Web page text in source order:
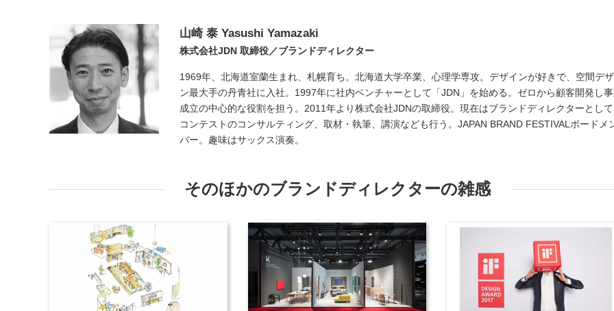
山崎 泰 Yasushi Yamazaki
株式会社JDN 取締役／ブランドディレクター
1969年、北海道室蘭生まれ、札幌育ち。北海道大学卒業、心理学専攻。デザインが好きで、空間デ
ン最大手の丹青社に入社。1997年に社内ベンチャーとして「JDN」を始める。ゼロから顧客開発し
成立の中心的な役割を担う。2011年より株式会社JDNの取締役。現在はブランドディレクターとし
コンテストのコンサルティング、取材・執筆、講演なども行う。JAPAN BRAND FESTIVALボードメ
バー。趣味はサックス演奏。
そのほかのブランドディレクターの雑感